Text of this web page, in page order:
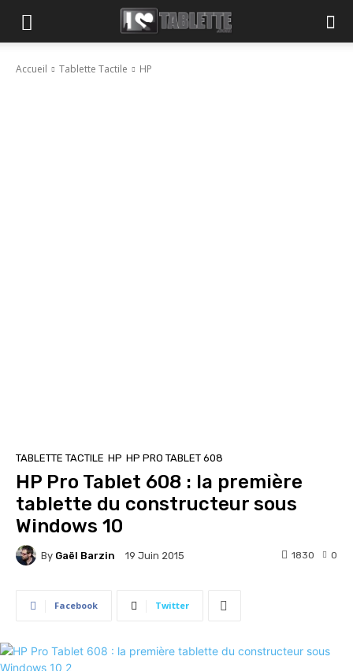
Accueil Tablette Tactile HP
TABLETTE TACTILE HP HP PRO TABLET 608
HP Pro Tablet 608 : la première
tablette du constructeur sous
Windows 10
By Gaël Barzin 19 Juin 2015 0
1830
Facebook Twitter